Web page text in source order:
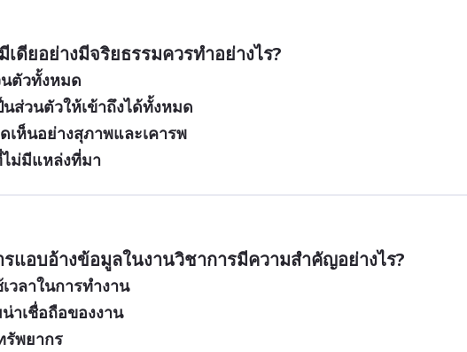
เดียอย่างมีจริยธรรมควรทำอย่างไร?
ตัวทั้งหมด
ส่วนตัวให้เข้าถึงได้ทั้งหมด
เห็นอย่างสุภาพและเคารพ
ม่มีแหล่งที่มา
รแอบอ้างข้อมูลในงานวิชาการมีความสำคัญอย่างไร?
วลาในการทำงาน
าเชื่อถือของงาน
รัพยากร